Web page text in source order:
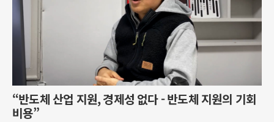
“반도체 산업 지원, 경제성 없다 - 반도체 지원의 기회
비용”